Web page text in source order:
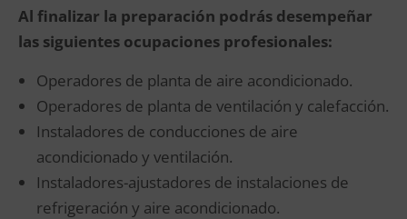
Al finalizar la preparación podrás desempeñar
las siguientes ocupaciones profesionales:
Operadores de planta de aire acondicionado.
Operadores de planta de ventilación y calefacción.
Instaladores de conducciones de aire
acondicionado y ventilación.
Instaladores-ajustadores de instalaciones de
refrigeración y aire acondicionado.